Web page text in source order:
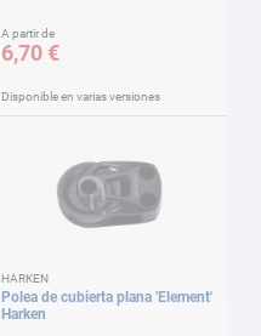
A partir de
6,70 €
Disponible en varias versiones
HARKEN
Polea de cubierta plana 'Element'
Harken